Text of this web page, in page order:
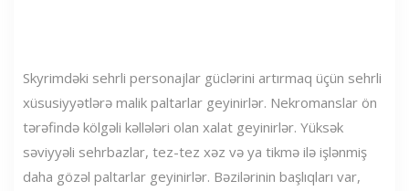
Skyrimdəki sehrli personajlar güclərini artırmaq üçün sehrli
xüsusiyyətlərə malik paltarlar geyinirlər. Nekromanslar ön
tərəfində kölgəli kəllələri olan xalat geyinirlər. Yüksək
səviyyəli sehrbazlar, tez-tez xəz və ya tikmə ilə işlənmiş
daha gözəl paltarlar geyinirlər. Bəzilərinin başlıqları var,